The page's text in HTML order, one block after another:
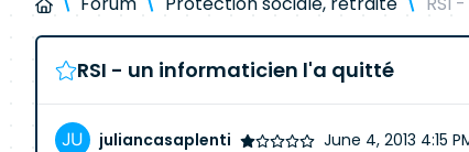
RSI - un informaticien l'a quitté
juliancasaplenti June 4, 2013 4:15